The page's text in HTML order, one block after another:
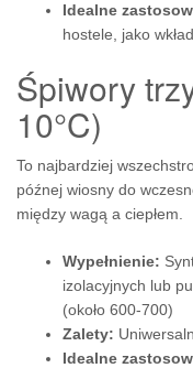
Idealne
hostele, jako
Śpiwory
10°C)
To najbardziej
późnej wiosny do
między wagą a ciepłem.
Wypełnienie:
izolacyjnych lub
(około 600-700)
Zalety:
Idealne